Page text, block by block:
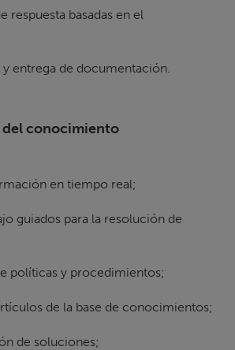
respuesta basadas en el
entrega de documentación.
del conocimiento
en tiempo real;
guiados para la resolución de
políticas y procedimientos;
de la base de conocimientos;
de soluciones;